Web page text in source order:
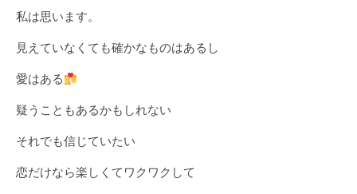
私は思います。
見えていなくても確かなものはあるし
愛はある
疑うこともあるかもしれない
それでも信じていたい
恋だけなら楽しくてワクワクして